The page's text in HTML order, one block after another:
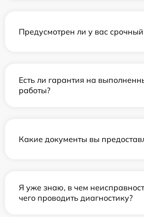
Предусмотрен ли у вас
Есть ли гарантия на
работы?
Какие документы вы
Я уже знаю, в чем
чего проводить диагностику?